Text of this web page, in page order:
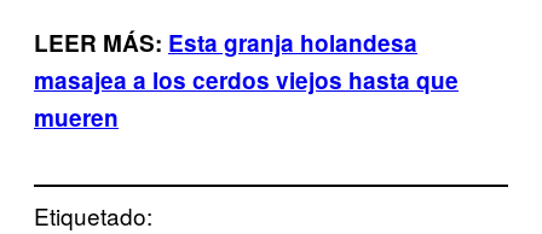
LEER MÁS: Esta granja holandesa
masajea a los cerdos viejos hasta que
mueren
Etiquetado: